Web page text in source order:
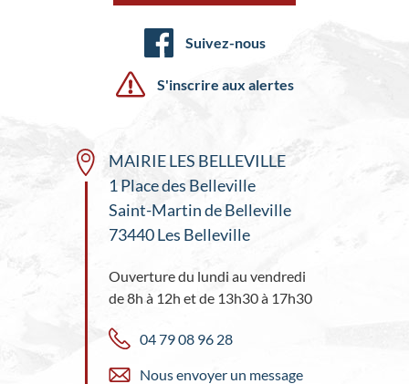
Suivez-nous
S'inscrire aux alertes
MAIRIE LES BELLEVILLE
1 Place des Belleville
Saint-Martin de Belleville
73440 Les Belleville
Ouverture du lundi au vendredi
de 8h à 12h et de 13h30 à 17h30
04 79 08 96 28
Nous envoyer un message